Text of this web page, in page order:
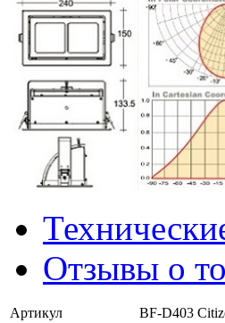
Отзывы о
Артикул
BF-D403